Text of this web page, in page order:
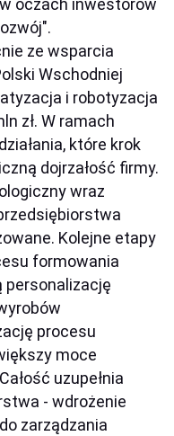
oczach inwestorów
ze wsparcia
Wschodniej
i robotyzacja
zł. W ramach
które krok
dojrzałość firmy.
wraz
Kolejne etapy
formowania
personalizację
procesu
moce
uzupełnia
- wdrożenie
zarządzania